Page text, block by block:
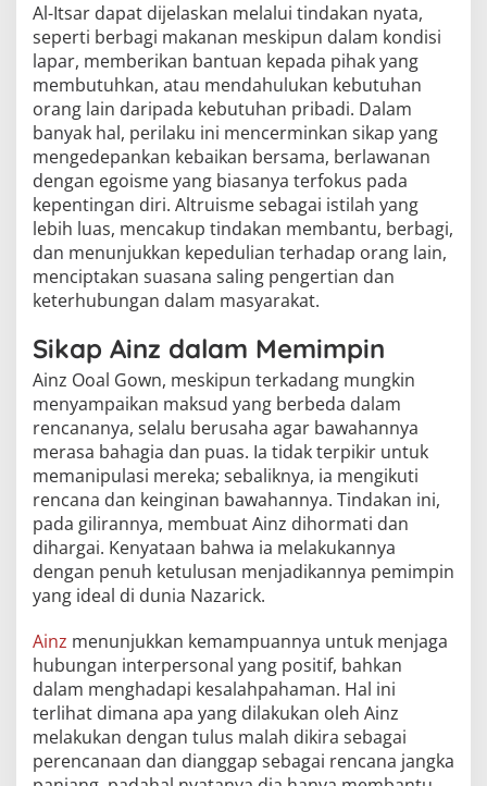
Al-Itsar dapat dijelaskan melalui tindakan nyata,
seperti berbagi makanan meskipun dalam kondisi
lapar, memberikan bantuan kepada pihak yang
membutuhkan, atau mendahulukan kebutuhan
orang lain daripada kebutuhan pribadi. Dalam
banyak hal, perilaku ini mencerminkan sikap yang
mengedepankan kebaikan bersama, berlawanan
dengan egoisme yang biasanya terfokus pada
kepentingan diri. Altruisme sebagai istilah yang
lebih luas, mencakup tindakan membantu, berbagi,
dan menunjukkan kepedulian terhadap orang lain,
menciptakan suasana saling pengertian dan
keterhubungan dalam masyarakat.
Sikap Ainz dalam Memimpin
Ainz Ooal Gown, meskipun terkadang mungkin
menyampaikan maksud yang berbeda dalam
rencananya, selalu berusaha agar bawahannya
merasa bahagia dan puas. Ia tidak terpikir untuk
memanipulasi mereka; sebaliknya, ia mengikuti
rencana dan keinginan bawahannya. Tindakan ini,
pada gilirannya, membuat Ainz dihormati dan
dihargai. Kenyataan bahwa ia melakukannya
dengan penuh ketulusan menjadikannya pemimpin
yang ideal di dunia Nazarick.
Ainz menunjukkan kemampuannya untuk menjaga
hubungan interpersonal yang positif, bahkan
dalam menghadapi kesalahpahaman. Hal ini
terlihat dimana apa yang dilakukan oleh Ainz
melakukan dengan tulus malah dikira sebagai
perencanaan dan dianggap sebagai rencana jangka